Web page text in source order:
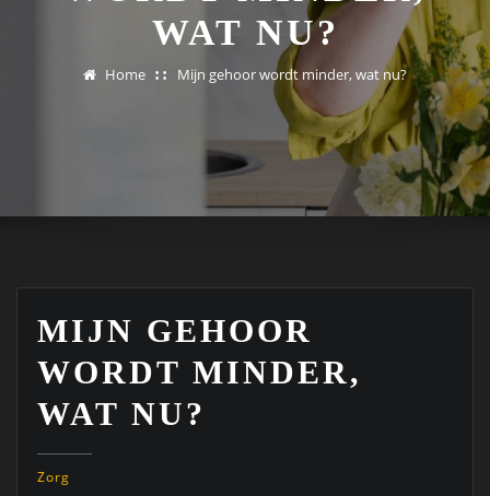
WAT NU?
Home Mijn gehoor wordt minder, wat nu?
MIJN GEHOOR
WORDT MINDER,
WAT NU?
Zorg